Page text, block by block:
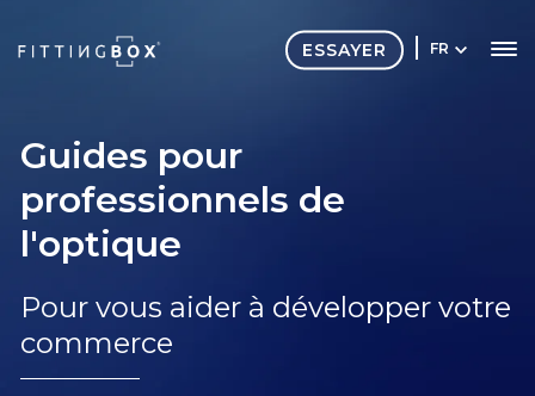
FR
ESSAYER
Guides pour
professionnels de
l'optique
Pour vous aider à développer votre
commerce